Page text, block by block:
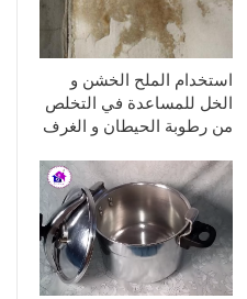
استخدام الملح الخشن و
الخل للمساعدة في التخلص
من رطوبة الحيطان و الغرف